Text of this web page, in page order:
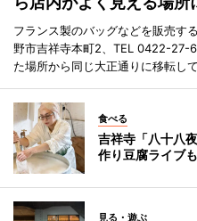
フランス製のバッグなどを販売す
野市吉祥寺本町2、TEL 0422-27-
た場所から同じ大正通りに移転し
食べる
吉祥寺「八十八
作り豆腐ライブも
見る・遊ぶ